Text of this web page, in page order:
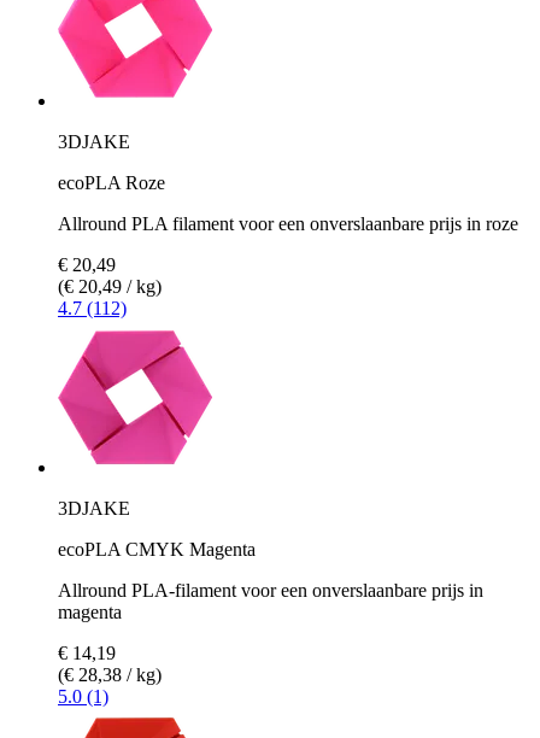
3DJAKE
ecoPLA Roze
Allround PLA filament voor een onverslaanbare prijs in roze
€ 20,49
(€ 20,49 / kg)
4.7 (112)
3DJAKE
ecoPLA CMYK Magenta
Allround PLA-filament voor een onverslaanbare prijs in
magenta
€ 14,19
(€ 28,38 / kg)
5.0 (1)